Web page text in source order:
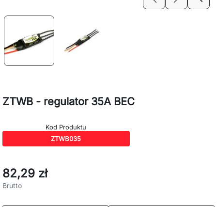
PreviousNext
ZTWB - regulator 35A BEC
Kod Produktu
ZTWB035
82,29 zł
Brutto